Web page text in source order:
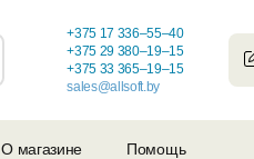
+375 17 336–55–40
+375 29 380–19–15
+375 33 365–19–15
sales@allsoft.by
О магазине Помощь